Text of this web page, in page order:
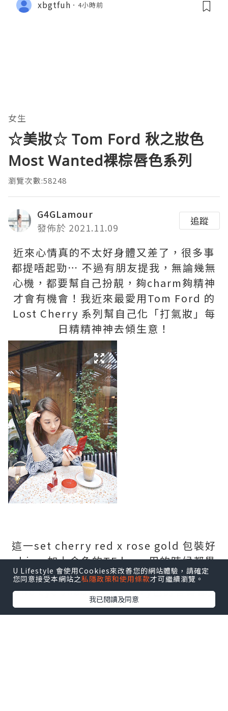
U Lifestyle 會使用Cookies來改善您的網站體驗，請確定
您同意接受本網站之私隱政策和使用條款才可繼續瀏覽。
我已閱讀及同意
xbgtfuh 4小時前
女生
☆美妝☆ Tom Ford 秋之妝色
Most Wanted裸棕唇色系列
瀏覽次數:58248
G4GLamour
發佈於 2021.11.09
追蹤
近來心情真的不太好身體又差了，很多事
都提唔起勁⋯ 不過有朋友提我，無論幾無
心機，都要幫自己扮靚，夠charm夠精神
才會有機會！我近來最愛用Tom Ford 的
Lost Cherry 系列幫自己化「打氣妝」每
日精精神神去傾生意！
這一set cherry red x rose gold 包裝好
chic，加上金色的TF logo 用的時候都覺
得好fashionable! 由cushion到earth
tone eye shadow到cherry色的唇膏都好
易用。